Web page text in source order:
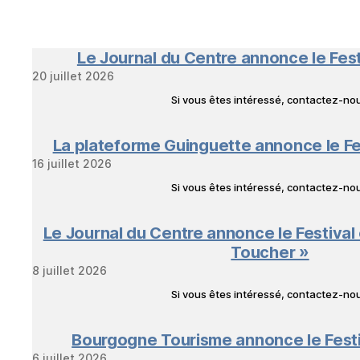
Le Journal du Centre annonce le
20 juillet 2026
Si vous êtes intéressé, contactez-
La plateforme Guinguette annonce le
16 juillet 2026
Si vous êtes intéressé, contactez-
Le Journal du Centre annonce le
Toucher »
8 juillet 2026
Si vous êtes intéressé, contactez-
Bourgogne Tourisme annonce le